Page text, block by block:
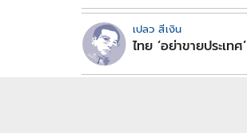
เปลว สีเงิน
ไทย ‘อย่าขายประเทศ’